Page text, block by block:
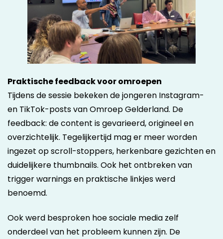
Praktische feedback voor omroepen
Tijdens de sessie bekeken de jongeren Instagram-
en TikTok-posts van Omroep Gelderland. De
feedback: de content is gevarieerd, origineel en
overzichtelijk. Tegelijkertijd mag er meer worden
ingezet op scroll-stoppers, herkenbare gezichten en
duidelijkere thumbnails. Ook het ontbreken van
trigger warnings en praktische linkjes werd
benoemd.
Ook werd besproken hoe sociale media zelf
onderdeel van het probleem kunnen zijn. De